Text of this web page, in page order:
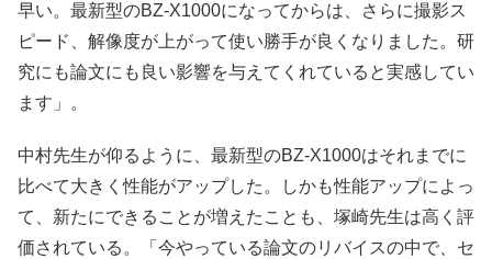
早い。最新型のBZ-X1000になってからは、さらに撮影ス
ピード、解像度が上がって使い勝手が良くなりました。研
究にも論文にも良い影響を与えてくれていると実感してい
ます」。
中村先生が仰るように、最新型のBZ-X1000はそれまでに
比べて大きく性能がアップした。しかも性能アップによっ
て、新たにできることが増えたことも、塚崎先生は高く評
価されている。「今やっている論文のリバイスの中で、セ